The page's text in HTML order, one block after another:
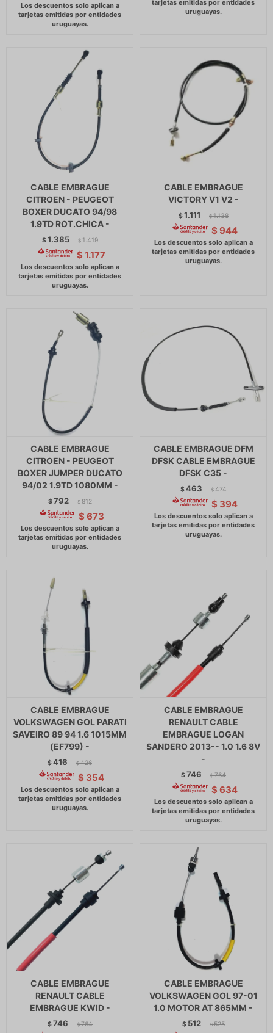
CABLE EMBRAGUE
CITROEN - PEUGEOT
BOXER DUCATO 94/98
1.9TD ROT.CHICA -
$1.385 $ 1.419
$ 1.177
CABLE EMBRAGUE
VICTORY V1 V2 -
$1.111 $ 1.138
$ 944
CABLE EMBRAGUE
CITROEN - PEUGEOT
BOXER JUMPER DUCATO
94/02 1.9TD 1080MM -
$792 $ 812
$ 673
CABLE EMBRAGUE DFM
DFSK CABLE EMBRAGUE
DFSK C35 -
$463 $ 474
$ 394
CABLE EMBRAGUE
VOLKSWAGEN GOL PARATI
SAVEIRO 89 94 1.6 1015MM
(EF799) -
$416 $ 426
$ 354
CABLE EMBRAGUE
RENAULT CABLE
EMBRAGUE LOGAN
SANDERO 2013-- 1.0 1.6 8V
-
$746 $ 764
$ 634
CABLE EMBRAGUE
RENAULT CABLE
EMBRAGUE KWID -
$746 $ 764
CABLE EMBRAGUE
VOLKSWAGEN GOL 97-01
1.0 MOTOR AT 865MM -
$ 512 $ 525